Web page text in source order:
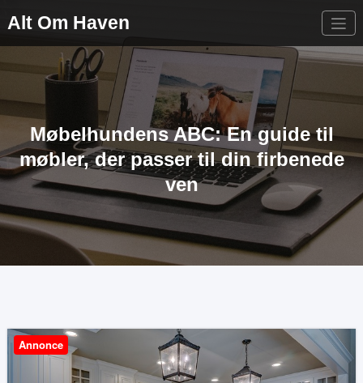
Alt Om Haven
Møbelhundens ABC: En guide til
møbler, der passer til din firbenede
ven
Annonce